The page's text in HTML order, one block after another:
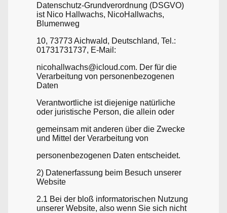
Datenschutz-Grundverordnung (DSGVO)
ist Nico Hallwachs, NicoHallwachs,
Blumenweg
10, 73773 Aichwald, Deutschland, Tel.:
01731731737, E-Mail:
nicohallwachs@icloud.com. Der für die
Verarbeitung von personenbezogenen
Daten
Verantwortliche ist diejenige natürliche
oder juristische Person, die allein oder
gemeinsam mit anderen über die Zwecke
und Mittel der Verarbeitung von
personenbezogenen Daten entscheidet.
2) Datenerfassung beim Besuch unserer
Website
2.1 Bei der bloß informatorischen Nutzung
unserer Website, also wenn Sie sich nicht